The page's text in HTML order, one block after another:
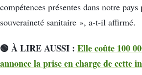
compétences présentes dans notre
souveraineté sanitaire », a-t-il affirmé.
🟢 À LIRE AUSSI : Elle coûte 100
annonce la prise en charge de cette